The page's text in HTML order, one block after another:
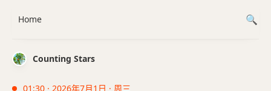
Counting Stars
01:30 · 2026年7月1日 · 周三
Home